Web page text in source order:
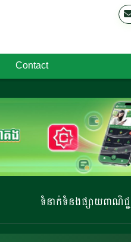
Contact
ទំនាក់ទំនងផ្សាយពាណិជ្ជកម្មតា